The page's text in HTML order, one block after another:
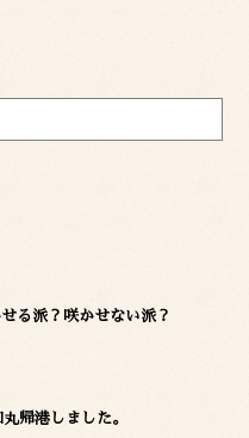
る派？咲かせない派？
帰港しました。